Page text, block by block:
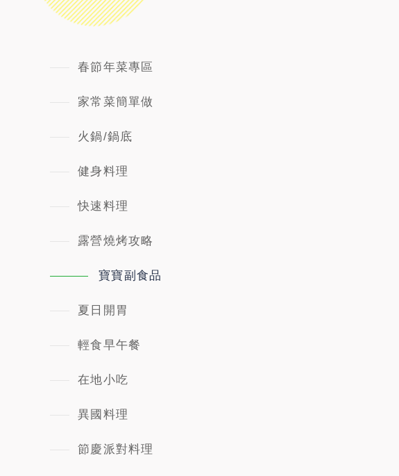
春節年菜專區
家常菜簡單做
火鍋/鍋底
健身料理
快速料理
露營燒烤攻略
寶寶副食品
夏日開胃
輕食早午餐
在地小吃
異國料理
節慶派對料理